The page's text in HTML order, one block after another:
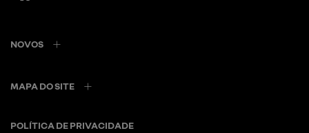
NOVOS
MAPA DO SITE
POLÍTICA DE PRIVACIDADE